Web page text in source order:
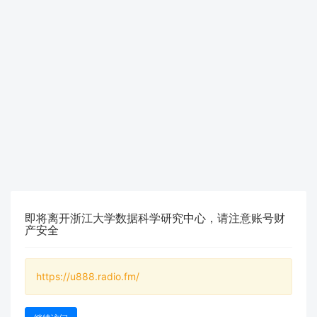
即将离开浙江大学数据科学研究中心，请注意账号财
产安全
https://u888.radio.fm/